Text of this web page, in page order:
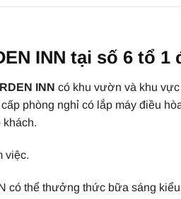
INN tại số 6 tổ
INN có khu vườn và khu vực
phòng nghỉ có lắp máy điều
khách.
việc.
có thể thưởng thức bữa sáng